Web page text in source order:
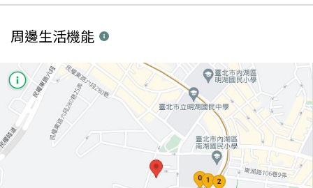
周邊生活機能